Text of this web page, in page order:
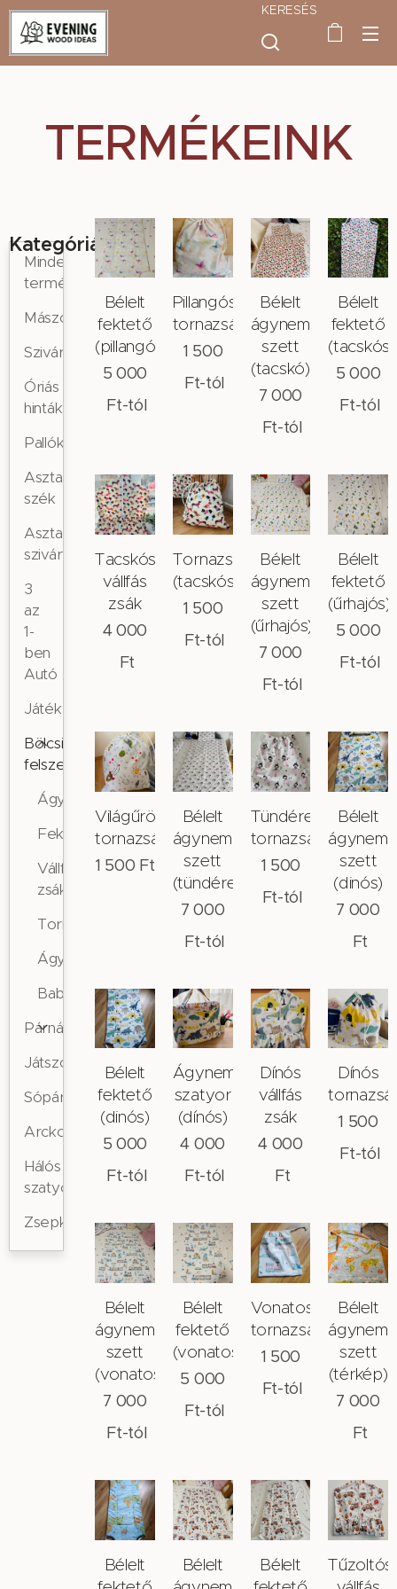
KERESÉS
TERMÉKEINK
Kategóriák
Minden
termék
Mászókák
Szivárványhinták
Óriás
hinták
Pallók
Asztal,
szék
Asztallap
szivárványhintához
3
az
1-
ben
Autó
Játék
Bölcsis/Ovis
felszerelések
Ágyneműk
Fektetők
Vállfás/ovis
zsákok
Tornazsákok
Ágyneműtartó
Babzsákok
Párnák
Játszószőnyegek
Sópárnák
Arckorong
Hálós
szatyor
Zsepkendőtartó
Bélelt
fektető
(pillangós)
5 000
Ft-tól
Pillangós
tornazsák
1 500
Ft-tól
Bélelt
ágynemű
szett
(tacskó)
7 000
Ft-tól
Bélelt
fektető
(tacskós)
5 000
Ft-tól
Tacskós
vállfás
zsák
4 000
Ft
Tornazsák
(tacskós)
1 500
Ft-tól
Bélelt
ágynemű
szett
(űrhajós)
7 000
Ft-tól
Bélelt
fektető
(űrhajós)
5 000
Ft-tól
Világűrös
tornazsák
1 500 Ft
Bélelt
ágynemű
szett
(tündéres)
7 000
Ft-tól
Tündéres
tornazsák
1 500
Ft-tól
Bélelt
ágynemű
szett
(dinós)
7 000
Ft
Bélelt
fektető
(dinós)
5 000
Ft-tól
Ágyneműtartó
szatyor
(dínós)
4 000
Ft-tól
Dínós
vállfás
zsák
4 000
Ft
Dínós
1 500
Ft-tól
Bélelt
ágynemű
szett
(vonatos)
7 000
Ft-tól
Bélelt
fektető
(vonatos)
5 000
Ft-tól
Vonatos
tornazsák
1 500
Ft-tól
Bélelt
ágynemű
szett
(térkép)
7 000
Ft
Bélelt
Bélelt
Bélelt
Tűzoltós